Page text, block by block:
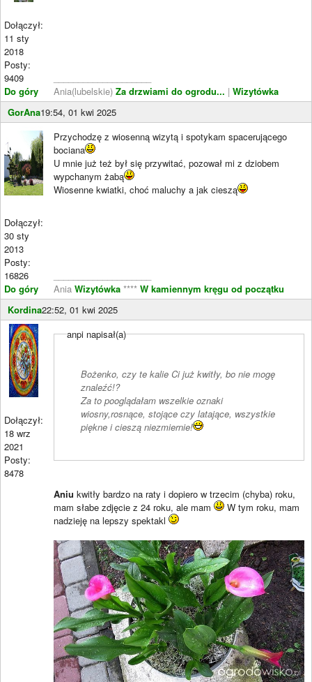
Dołączył:
11 sty
2018
Posty:
9409
Do góry
Ania(lubelskie) Za drzwiami do ogrodu... | Wizytówka
GorAna19:54, 01 kwi 2025
Dołączył:
30 sty
2013
Posty:
16826
Do góry
Przychodzę z wiosenną wizytą i spotykam spacerującego
bociana
U mnie już też był się przywitać, pozował mi z dziobem
wypchanym żabą
Wiosenne kwiatki, choć maluchy a jak cieszą
Ania Wizytówka **** W kamiennym kręgu od początku
Kordina22:52, 01 kwi 2025
Dołączył:
18 wrz
2021
Posty:
8478
anpi napisał(a)
Bożenko, czy te kalie Ci już kwitły, bo nie mogę
znaleźć!?
Za to pooglądałam wszelkie oznaki
wiosny,rosnące, stojące czy latające, wszystkie
piękne i cieszą niezmiernie!
Aniu kwitły bardzo na raty i dopiero w trzecim (chyba) roku,
mam słabe zdjęcie z 24 roku, ale mam
W tym roku, mam
nadzieję na lepszy spektakl